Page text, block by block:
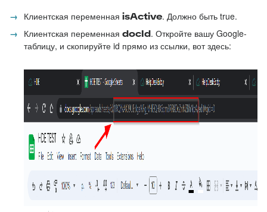
Клиентская переменная isActive. Должно быть true.
Клиентская переменная docId. Откройте вашу Google-
таблицу, и скопируйте id прямо из ссылки, вот здесь: